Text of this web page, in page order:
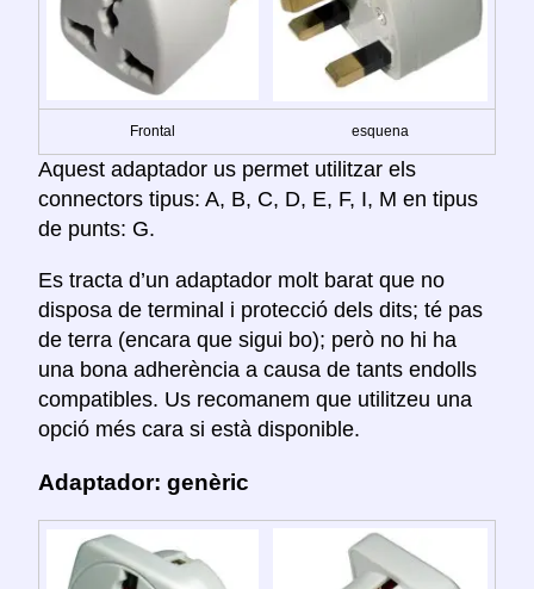
Frontal esquena
Aquest adaptador us permet utilitzar els
connectors tipus: A, B, C, D, E, F, I, M en tipus
de punts: G.
Es tracta d’un adaptador molt barat que no
disposa de terminal i protecció dels dits; té pas
de terra (encara que sigui bo); però no hi ha
una bona adherència a causa de tants endolls
compatibles. Us recomanem que utilitzeu una
opció més cara si està disponible.
Adaptador: genèric